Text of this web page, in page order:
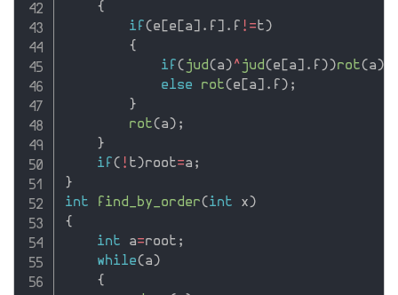
{
if (e [e [a] . f ] . f !=t)
{
if ( jud(a) ^ jud(e [a] . f ))rot(a)
else
rot(e [a] . f ) ;
}
rot(a) ;
}
if ( ! t)root=a ;
}
int
find_by_order(int x)
{
int a=root ;
while(a)
{